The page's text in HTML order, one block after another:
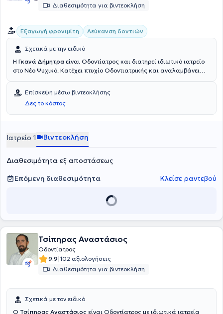
Διαθεσιμότητα για βιντεοκλήση
Εξαγωγή φρονιμίτη Λεύκανση δοντιών
Σχετικά με την ειδικό
Η Γκανά Δήμητρα είναι Οδοντίατρος και διατηρεί ιδιωτικό ιατρείο
στο Νέο Ψυχικό. Κατέχει πτυχίο Οδοντιατρικής και αναλαμβάνει
επανορθωτική, αισθητική οδοντιατρική, λεύκανση, ορθοδοντική,
παιδοδοντία και προληπτική οδοντιατρική. Ο χώρος του ιατρείου
είναι πλήρως εξοπλισμένος, ενώ είναι καθαρός και φιλόξενος τόσο
για τους μεγάλους, όσο και για τους μικρούς ασθενείς.
Επίσκεψη μέσω βιντεοκλήσης
Δες το κόστος
Ιατρείο 1 Βιντεοκλήση
Διαθεσιμότητα εξ αποστάσεως
Επόμενη διαθεσιμότητα
Κλείσε ραντεβού
Τσίπηρας Αναστάσιος
Οδοντίατρος
9.9|102 αξιολογήσεις
Διαθεσιμότητα για βιντεοκλήση
Σχετικά με τον ειδικό
O Τσίπηρας Αναστάσιος είναι Οδοντίατρος με ιδιωτικά ιατρεία